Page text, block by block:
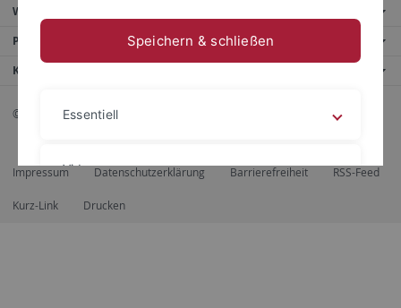
Weitere Angebote
Portale
Kontaktinfo
© 2026 Eberhard Karls Universität Tübingen, Tübingen
Impressum Datenschutzerklärung Barrierefreiheit RSS-Feed
Kurz-Link Drucken
Speichern & schließen
Essentiell
Videos